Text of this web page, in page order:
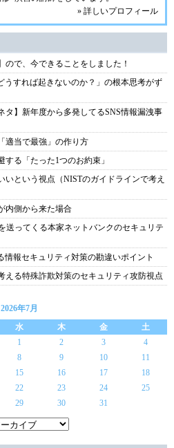
» 詳しいプロフィール
ので、今できることをしました！
うすれば起きないのか？」の根本思考がず
タ】新年度から多発してるSNS情報漏洩事
適当で最強」の作り方
る「たった1つのお約束」
という視点（NISTのガイドラインで考え
内側から来た場合
送ってくる本家ネットバンクのセキュリテ
情報セキュリティ対策の勘違いポイント
える特殊詐欺対策のセキュリティ攻防視点
2026年7月
水 木 金
土
1
2 3
4
8 9 10
11
15 16 17
18
22 23 24
25
29 30 31